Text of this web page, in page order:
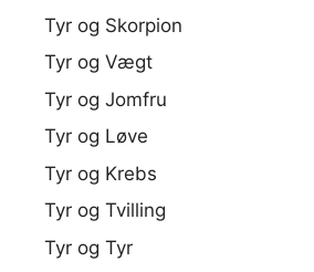
Tyr og Skorpion
Tyr og Vægt
Tyr og Jomfru
Tyr og Løve
Tyr og Krebs
Tyr og Tvilling
Tyr og Tyr